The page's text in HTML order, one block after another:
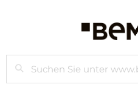
Suchen